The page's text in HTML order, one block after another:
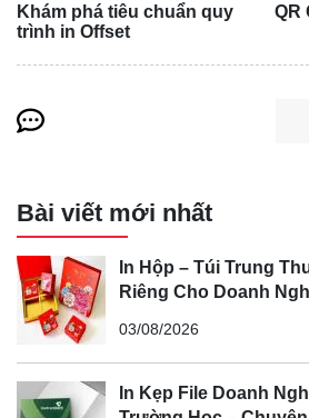
Khám phá tiêu chuẩn quy
trình in Offset
QR
Bài viết mới nhất
In Hộp – Túi Trung
Riêng Cho Doanh
03/08/2026
In Kẹp File Doanh